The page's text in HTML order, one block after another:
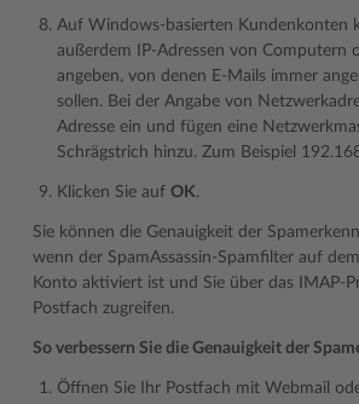
Auf Windows-basierten Kundenkonten
außerdem IP-Adressen von Computern
angeben, von denen E-Mails immer
sollen. Bei der Angabe von
Adresse ein und fügen eine
Schrägstrich hinzu. Zum Beispiel
Klicken Sie auf OK.
Sie können die Genauigkeit der
wenn der SpamAssassin-Spamfilter auf
Konto aktiviert ist und Sie über das IMAP-
Postfach zugreifen.
So verbessern Sie die Genauigkeit der
Öffnen Sie Ihr Postfach mit Webmail